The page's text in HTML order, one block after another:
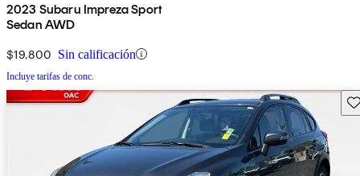
2023 Subaru Impreza Sport
Sedan AWD
$19,800 Sin calificación
Incluye tarifas de conc.